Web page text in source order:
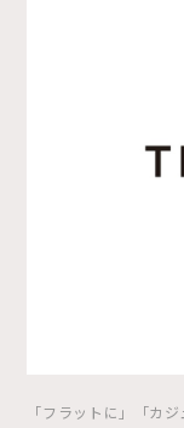
「フラットに」「カ